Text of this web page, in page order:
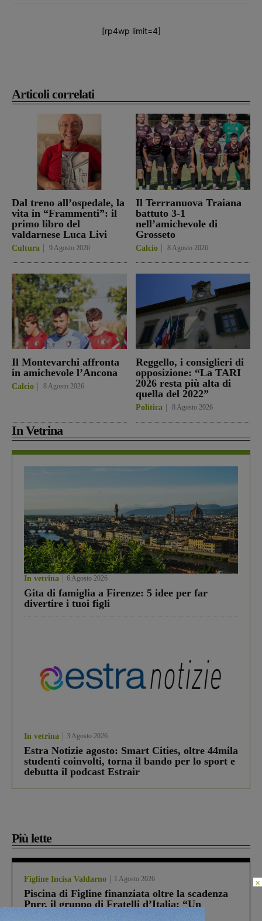
Articoli correlati
Dal treno all’ospedale, la
vita in “Frammenti”: il
primo libro del
valdarnese Luca Livi
Cultura 9 Agosto 2026
Il Terrranuova Traiana
battuto 3-1
nell’amichevole di
Grosseto
Calcio 8 Agosto 2026
Il Montevarchi affronta
in amichevole l’Ancona
Calcio 8 Agosto 2026
Reggello, i consiglieri di
opposizione: “La TARI
2026 resta più alta di
quella del 2022”
Politica 8 Agosto 2026
In Vetrina
In vetrina 6 Agosto 2026
Gita di famiglia a Firenze: 5 idee per far
divertire i tuoi figli
In vetrina 3 Agosto 2026
Estra Notizie agosto: Smart Cities, oltre 44mila
studenti coinvolti, torna il bando per lo sport e
debutta il podcast Estrair
Più lette
Figline Incisa Valdarno 1 Agosto 2026
Piscina di Figline finanziata oltre la scadenza
Pnrr, il gruppo di Fratelli d’Italia: “Un
[rp4wp limit=4]
×